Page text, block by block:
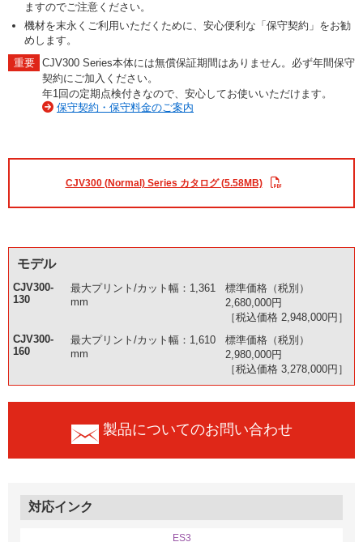
ますのでご注意ください。
機材を末永くご利用いただくために、安心便利な「保守契約」をお勧
めします。
CJV300 Series本体には無償保証期間はありません。必ず年間保守
契約にご加入ください。
年1回の定期点検付きなので、安心してお使いいただけます。
保守契約・保守料金のご案内
CJV300 (Normal) Series カタログ (5.58MB)
モデル
CJV300-
130
最大プリント/カット幅：1,361
mm
標準価格（税別）
2,680,000円
［税込価格 2,948,000円］
CJV300-
160
最大プリント/カット幅：1,610
mm
標準価格（税別）
2,980,000円
［税込価格 3,278,000円］
製品についてのお問い合わせ
対応インク
ES3